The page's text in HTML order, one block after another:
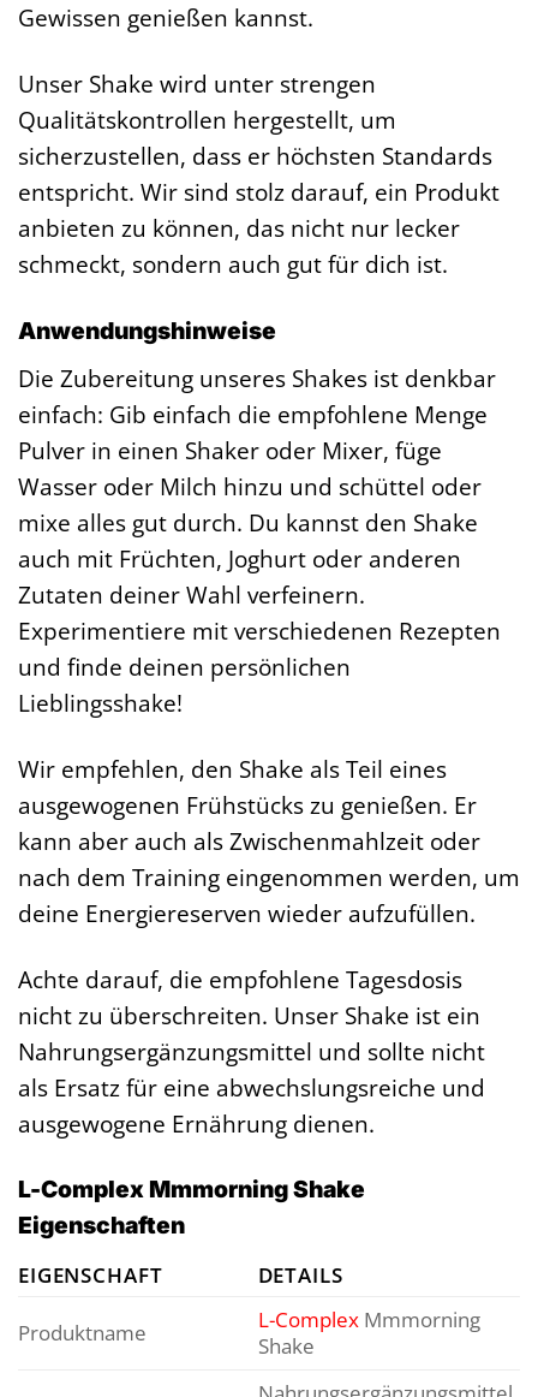
Gewissen genießen kannst.
Unser Shake wird unter strengen
Qualitätskontrollen hergestellt, um
sicherzustellen, dass er höchsten Standards
entspricht. Wir sind stolz darauf, ein Produkt
anbieten zu können, das nicht nur lecker
schmeckt, sondern auch gut für dich ist.
Anwendungshinweise
Die Zubereitung unseres Shakes ist denkbar
einfach: Gib einfach die empfohlene Menge
Pulver in einen Shaker oder Mixer, füge
Wasser oder Milch hinzu und schüttel oder
mixe alles gut durch. Du kannst den Shake
auch mit Früchten, Joghurt oder anderen
Zutaten deiner Wahl verfeinern.
Experimentiere mit verschiedenen Rezepten
und finde deinen persönlichen
Lieblingsshake!
Wir empfehlen, den Shake als Teil eines
ausgewogenen Frühstücks zu genießen. Er
kann aber auch als Zwischenmahlzeit oder
nach dem Training eingenommen werden, um
deine Energiereserven wieder aufzufüllen.
Achte darauf, die empfohlene Tagesdosis
nicht zu überschreiten. Unser Shake ist ein
Nahrungsergänzungsmittel und sollte nicht
als Ersatz für eine abwechslungsreiche und
ausgewogene Ernährung dienen.
L-Complex Mmmorning Shake
Eigenschaften
EIGENSCHAFT DETAILS
Produktname L-ComplexMmmorning
Shake